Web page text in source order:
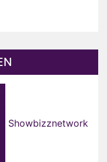
Showbizznetwork